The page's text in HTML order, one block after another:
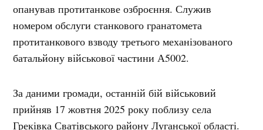
опанував протитанкове озброєння. Служив
номером обслуги станкового гранатомета
протитанкового взводу третього механізованого
батальйону військової частини А5002.
За даними громади, останній бій військовий
прийняв 17 жовтня 2025 року поблизу села
Греківка Сватівського району Луганської області.